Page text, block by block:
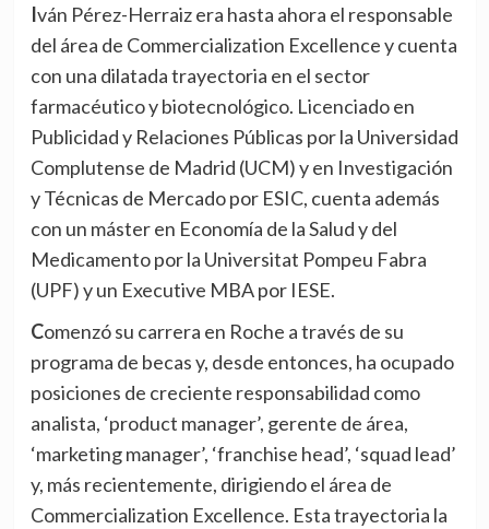
Iván Pérez-Herraiz era hasta ahora el responsable
del área de Commercialization Excellence y cuenta
con una dilatada trayectoria en el sector
farmacéutico y biotecnológico. Licenciado en
Publicidad y Relaciones Públicas por la Universidad
Complutense de Madrid (UCM) y en Investigación
y Técnicas de Mercado por ESIC, cuenta además
con un máster en Economía de la Salud y del
Medicamento por la Universitat Pompeu Fabra
(UPF) y un Executive MBA por IESE.
Comenzó su carrera en Roche a través de su
programa de becas y, desde entonces, ha ocupado
posiciones de creciente responsabilidad como
analista, ‘product manager’, gerente de área,
‘marketing manager’, ‘franchise head’, ‘squad lead’
y, más recientemente, dirigiendo el área de
Commercialization Excellence. Esta trayectoria la